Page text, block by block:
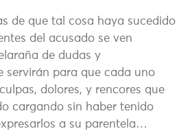
de que tal cosa haya sucedido
del acusado se ven
de dudas y
servirán para que cada uno
dolores, y rencores que
cargando sin haber tenido
a su parentela…